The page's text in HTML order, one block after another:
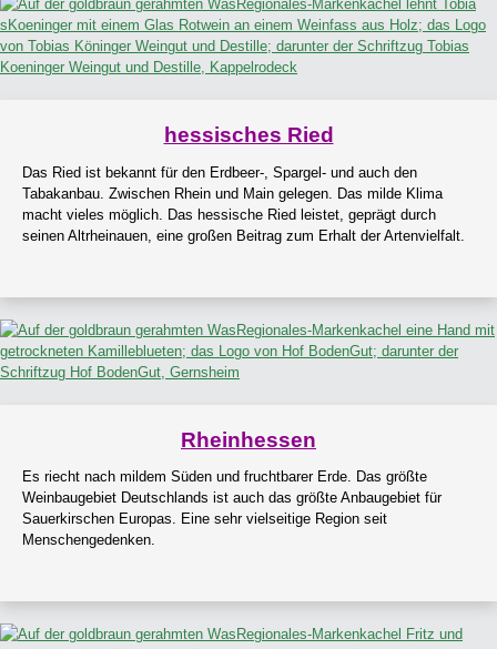
hessisches Ried
Das Ried ist bekannt für den Erdbeer-, Spargel- und auch den
Tabakanbau. Zwischen Rhein und Main gelegen. Das milde Klima
macht vieles möglich. Das hessische Ried leistet, geprägt durch
seinen Altrheinauen, eine großen Beitrag zum Erhalt der Artenvielfalt.
Rheinhessen
Es riecht nach mildem Süden und fruchtbarer Erde. Das größte
Weinbaugebiet Deutschlands ist auch das größte Anbaugebiet für
Sauerkirschen Europas. Eine sehr vielseitige Region seit
Menschengedenken.